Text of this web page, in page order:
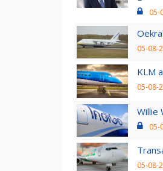
05-
05-08-
KLM
05-08-
Willie
05-
05-08-